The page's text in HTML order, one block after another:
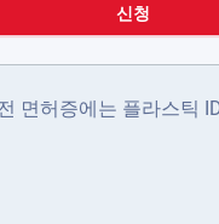
신청
면허증에는 플라스틱